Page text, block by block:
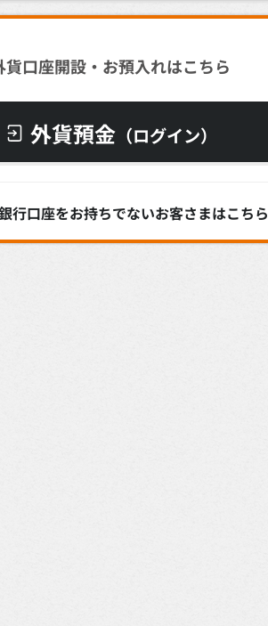
貨口座開設・お預入れはこちら
外貨預金 （ログイン）
行口座をお持ちでないお客さまはこちら